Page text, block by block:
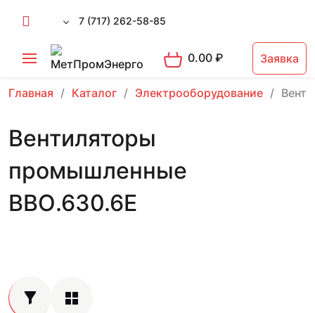
7 (717) 262-58-85
0.00₽ Заявка
Главная Каталог Электрооборудование
Вентиляторы
промышленные
ВВО.630.6Е